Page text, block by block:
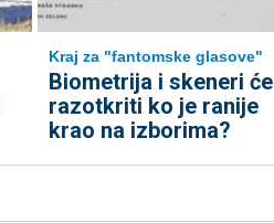
Kraj za "fantomske glasove"
Biometrija i skeneri će
razotkriti ko je ranije
krao na izborima?